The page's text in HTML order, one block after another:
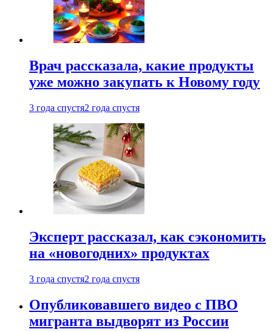
Врач рассказала, какие продукты
уже можно закупать к Новому году
3 года спустя2 года спустя
Эксперт рассказал, как сэкономить
на «новогодних» продуктах
3 года спустя2 года спустя
Опубликовавшего видео с ПВО
мигранта выдворят из России